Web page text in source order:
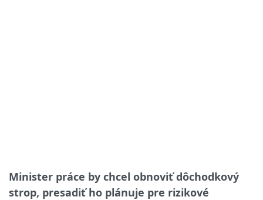
Minister práce by chcel obnoviť dôchodkový
strop, presadiť ho plánuje pre rizikové